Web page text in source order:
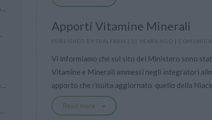
Novel...
Aggiornamento catalogo novel...
Regolamento (UE) 2026/909 (im...
Apporti Vitamine Minerali
PUBLISHED BY DIALFARM | 11 YEARS AGO |
Vi informiamo che sul sito del Ministero sono
Vitamine e Minerali ammessi negli integratori
apporto che risulta aggiornato  quello della
Read more